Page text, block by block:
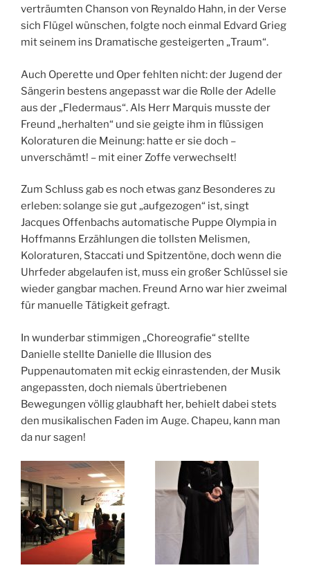
verträumten Chanson von Reynaldo Hahn, in der Verse
sich Flügel wünschen, folgte noch einmal Edvard Grieg
mit seinem ins Dramatische gesteigerten „Traum“.
Auch Operette und Oper fehlten nicht: der Jugend der
Sängerin bestens angepasst war die Rolle der Adelle
aus der „Fledermaus“. Als Herr Marquis musste der
Freund „herhalten“ und sie geigte ihm in flüssigen
Koloraturen die Meinung: hatte er sie doch –
unverschämt! – mit einer Zoffe verwechselt!
Zum Schluss gab es noch etwas ganz Besonderes zu
erleben: solange sie gut „aufgezogen“ ist, singt
Jacques Offenbachs automatische Puppe Olympia in
Hoffmanns Erzählungen die tollsten Melismen,
Koloraturen, Staccati und Spitzentöne, doch wenn die
Uhrfeder abgelaufen ist, muss ein großer Schlüssel sie
wieder gangbar machen. Freund Arno war hier zweimal
für manuelle Tätigkeit gefragt.
In wunderbar stimmigen „Choreografie“ stellte
Danielle stellte Danielle die Illusion des
Puppenautomaten mit eckig einrastenden, der Musik
angepassten, doch niemals übertriebenen
Bewegungen völlig glaubhaft her, behielt dabei stets
den musikalischen Faden im Auge. Chapeu, kann man
da nur sagen!